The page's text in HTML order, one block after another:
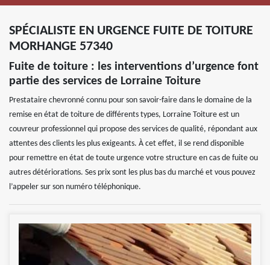
SPÉCIALISTE EN URGENCE FUITE DE TOITURE
MORHANGE 57340
Fuite de toiture : les interventions d’urgence font
partie des services de Lorraine Toiture
Prestataire chevronné connu pour son savoir-faire dans le domaine de la
remise en état de toiture de différents types, Lorraine Toiture est un
couvreur professionnel qui propose des services de qualité, répondant aux
attentes des clients les plus exigeants. À cet effet, il se rend disponible
pour remettre en état de toute urgence votre structure en cas de fuite ou
autres détériorations. Ses prix sont les plus bas du marché et vous pouvez
l’appeler sur son numéro téléphonique.